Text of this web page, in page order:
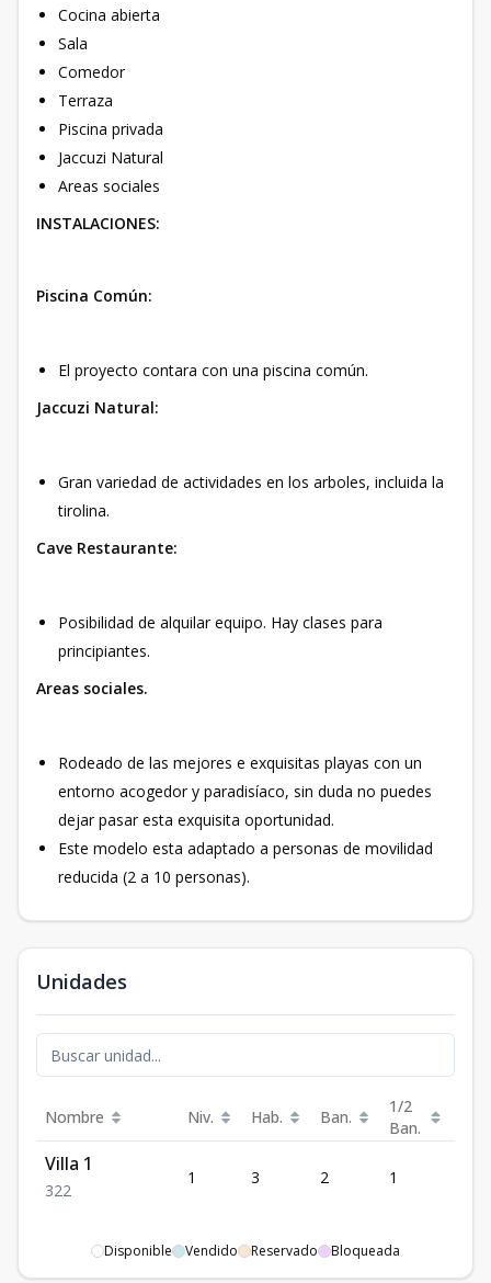
Cocina abierta
Sala
Comedor
Terraza
Piscina privada
Jaccuzi Natural
Areas sociales
INSTALACIONES:
Piscina Común:
El proyecto contara con una piscina común.
Jaccuzi Natural:
Gran variedad de actividades en los arboles, incluida la
tirolina.
Cave Restaurante:
Posibilidad de alquilar equipo. Hay clases para
principiantes.
Areas sociales.
Rodeado de las mejores e exquisitas playas con un
entorno acogedor y paradisíaco, sin duda no puedes
dejar pasar esta exquisita oportunidad.
Este modelo esta adaptado a personas de movilidad
reducida (2 a 10 personas).
Unidades
Nombre Niv. Hab. Ban.
1/2
Ban.
Villa 1
322
1 3 2 1
Disponible Vendido Reservado Bloqueada